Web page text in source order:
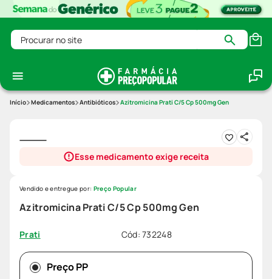
Procurar no site
Medicamentos Antibióticos Azitromicina Prati C/5 Cp 500mg Gen
Esse medicamento exige receita
Azitromicina Prati C/5 Cp 500mg Gen
Prati Cód:732248
Vendido e entregue por: Preço Popular
Preço PP